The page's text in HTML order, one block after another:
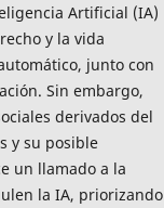
Artificial (IA)
y la vida
junto con
Sin embargo,
derivados del
y su posible
un llamado a la
la IA, priorizando